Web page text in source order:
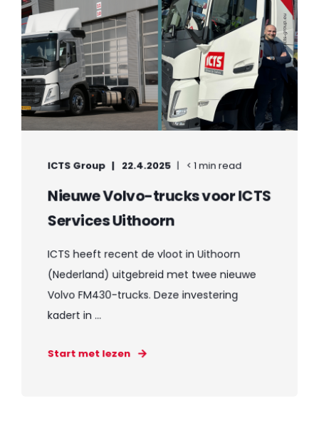
ICTS Group 22.4.2025 < 1 min read
Nieuwe Volvo-trucks voor ICTS
Services Uithoorn
ICTS heeft recent de vloot in Uithoorn
(Nederland) uitgebreid met twee nieuwe
Volvo FM430-trucks. Deze investering
kadert in ...
Start met lezen